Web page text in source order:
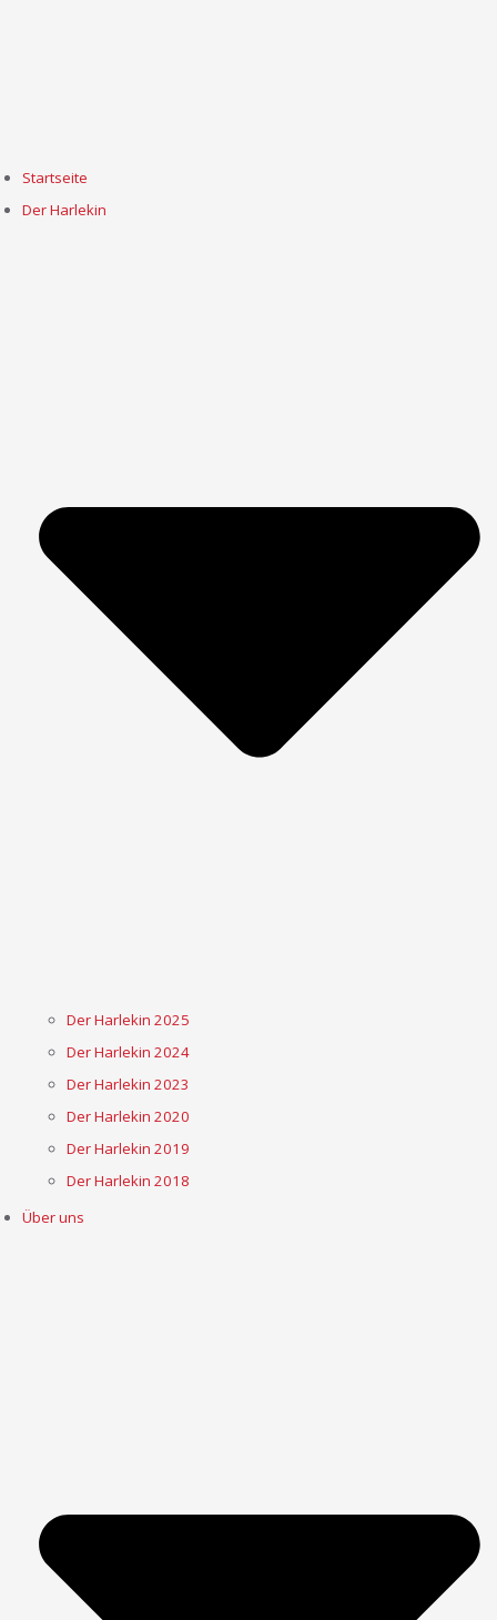
Startseite
Der Harlekin
Der Harlekin 2025
Der Harlekin 2024
Der Harlekin 2023
Der Harlekin 2020
Der Harlekin 2019
Der Harlekin 2018
Über uns